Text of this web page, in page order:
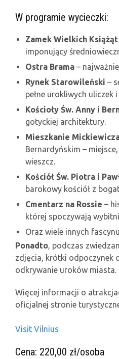
W programie wycieczki:
Zamek Wielkich
imponujący
Ostra Brama –
Rynek Starowileński –
pełne urokliwych uliczek
Kościoły Św. Anny i
gotyckiej architektury.
Mieszkanie
Bernardyńskim –
wieszcz.
Kościół Św. Piotra i
barokowy kościół z
Cmentarz na Rossie –
której spoczywają
Oraz wiele innych
Ponadto, podczas
zdjęcia, krótki odpoczynek
odkrywanie uroków miasta.
Więcej informacji o
oficjalnej stronie
Visit Vilnius
Cena: 220,00 zł/osoba